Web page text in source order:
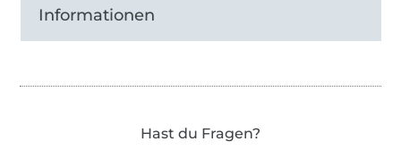
Informationen
Hast du Fragen?